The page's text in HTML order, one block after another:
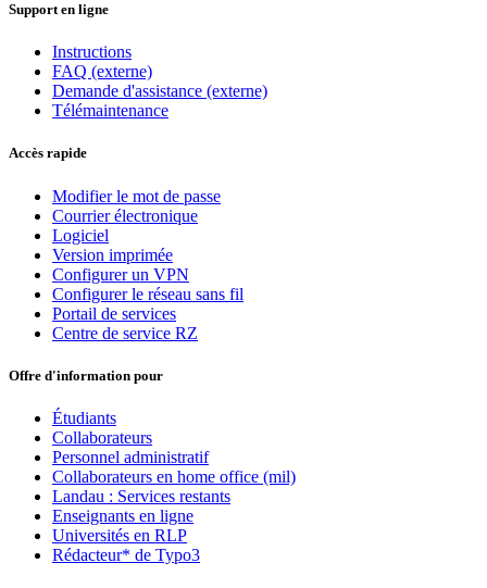
Support en ligne
Instructions
FAQ (externe)
Demande d'assistance (externe)
Télémaintenance
Accès rapide
Modifier le mot de passe
Courrier électronique
Logiciel
Version imprimée
Configurer un VPN
Configurer le réseau sans fil
Portail de services
Centre de service RZ
Offre d'information pour
Étudiants
Collaborateurs
Personnel administratif
Collaborateurs en home office (mil)
Landau : Services restants
Enseignants en ligne
Universités en RLP
Rédacteur* de Typo3